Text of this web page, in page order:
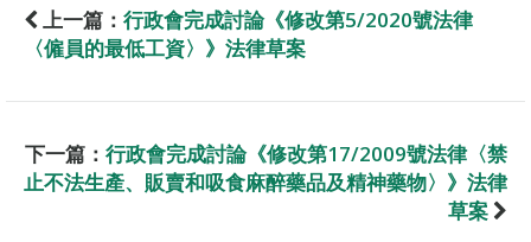
上一篇： 行政會完成討論《修改第5/2020號法律
〈僱員的最低工資〉》法律草案
下一篇： 行政會完成討論《修改第17/2009號法律〈禁
止不法生產、販賣和吸食麻醉藥品及精神藥物〉》法律
草案